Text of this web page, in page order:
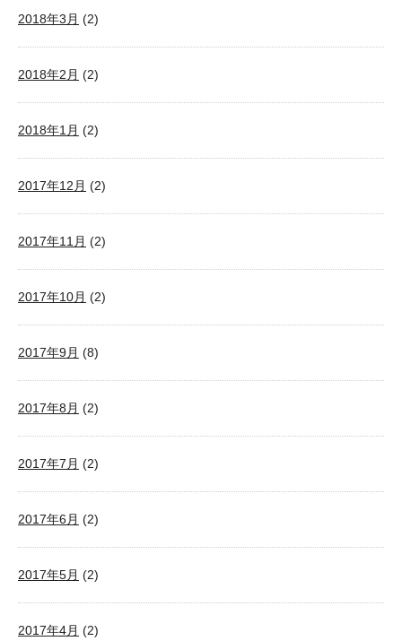
2018年3月 (2)
2018年2月 (2)
2018年1月 (2)
2017年12月 (2)
2017年11月 (2)
2017年10月 (2)
2017年9月 (8)
2017年8月 (2)
2017年7月 (2)
2017年6月 (2)
2017年5月 (2)
2017年4月 (2)